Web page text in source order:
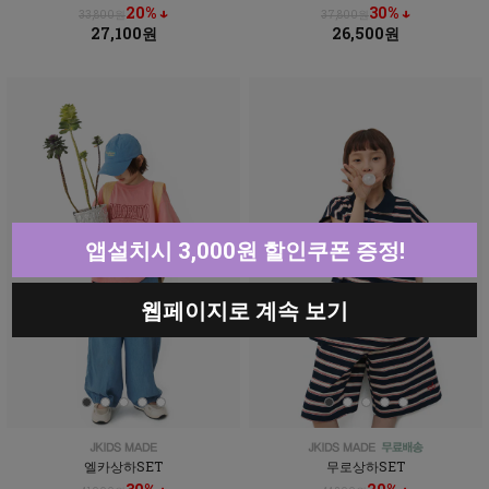
33,800원20% ↓
27,100원
37,800원30% ↓
26,500원
엘카상하SET 무로상하SET
앱설치시 3,000원 할인쿠폰 증정!
웹페이지로 계속 보기